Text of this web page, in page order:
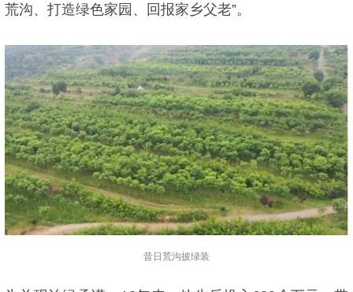
荒沟、打造绿色家园、回报家乡父老”。
昔日荒沟披绿装